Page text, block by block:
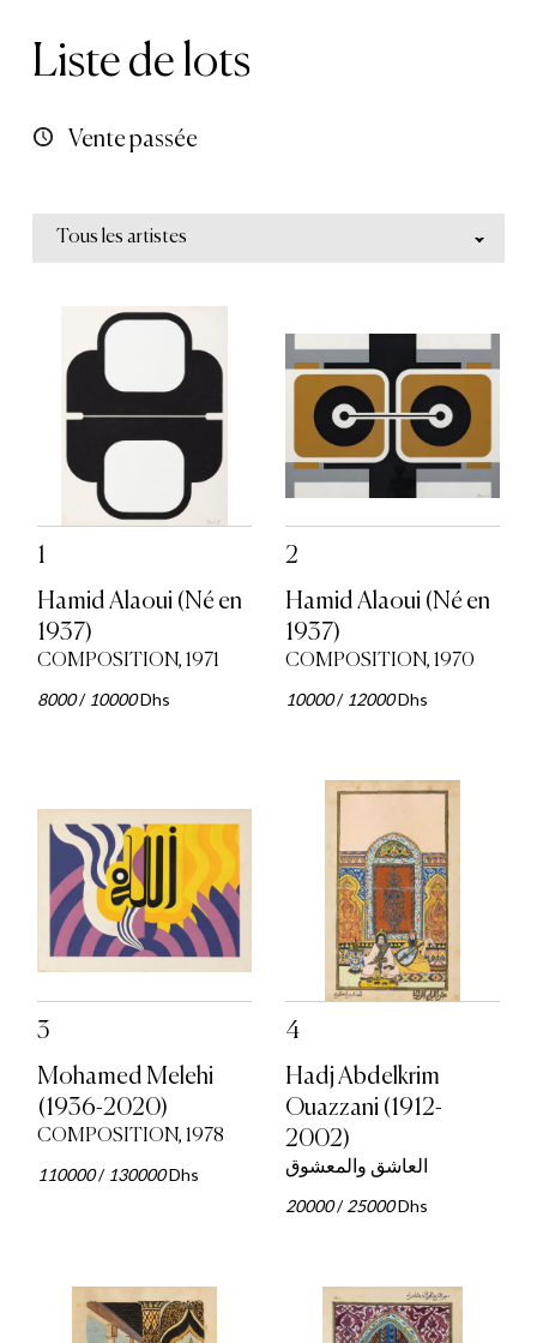
Liste de lots
Vente passée
Tous les artistes
1
Hamid Alaoui (Né en
1937)
COMPOSITION, 1971
8000/ 10000Dhs
2
Hamid Alaoui (Né en
1937)
COMPOSITION, 1970
10000/ 12000Dhs
3
Mohamed Melehi
(1936-2020)
COMPOSITION, 1978
110000/ 130000Dhs
4
Hadj Abdelkrim
Ouazzani (1912-
2002)
العاشق والمعشوق
20000/25000Dhs